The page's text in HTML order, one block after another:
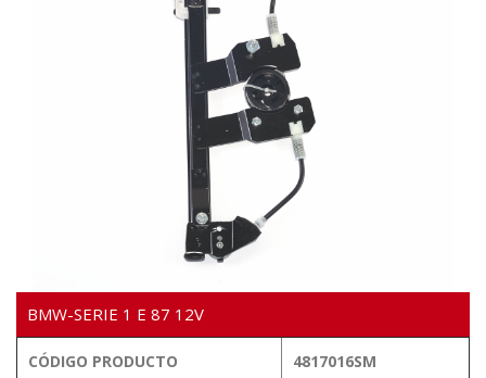
BMW-SERIE 1 E 87 12V
CÓDIGO PRODUCTO 4817016SM